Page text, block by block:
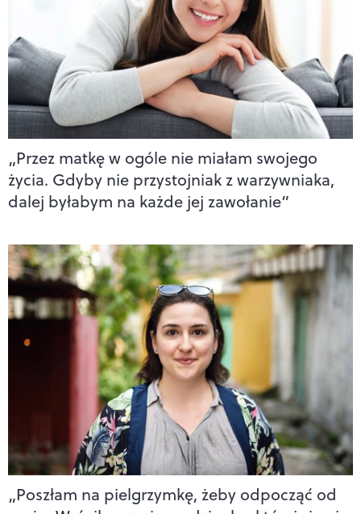
„Przez matkę w ogóle nie miałam swojego
życia. Gdyby nie przystojniak z warzywniaka,
dalej byłabym na każde jej zawołanie”
„Poszłam na pielgrzymkę, żeby odpocząć od